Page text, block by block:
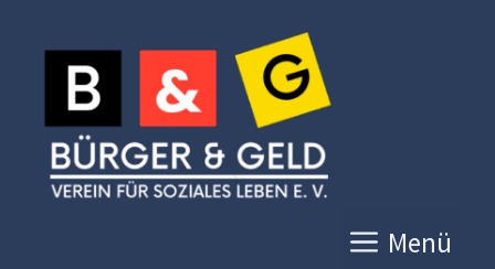
Inhalt
springen
Menü